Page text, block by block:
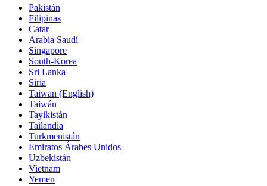
Pakistán
Filipinas
Catar
Arabia Saudí
Singapore
South-Korea
Sri Lanka
Siria
Taiwan (English)
Taiwán
Tayikistán
Tailandia
Turkmenistán
Emiratos Árabes Unidos
Uzbekistán
Vietnam
Yemen